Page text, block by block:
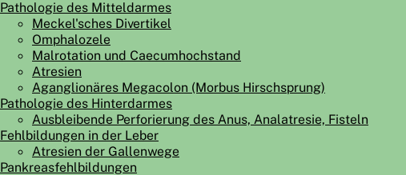
Pathologie des Mitteldarmes
Meckel'sches Divertikel
Omphalozele
Malrotation und Caecumhochstand
Atresien
Aganglionäres Megacolon (Morbus Hirschsprung)
Pathologie des Hinterdarmes
Ausbleibende Perforierung des Anus, Analatresie, Fisteln
Fehlbildungen in der Leber
Atresien der Gallenwege
Pankreasfehlbildungen